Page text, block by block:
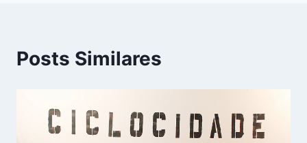
Posts Similares